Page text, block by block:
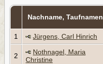
Nachname, Taufnamen
1 Jürgens, Carl Hinrich
2
Nothnagel, Maria
Christine